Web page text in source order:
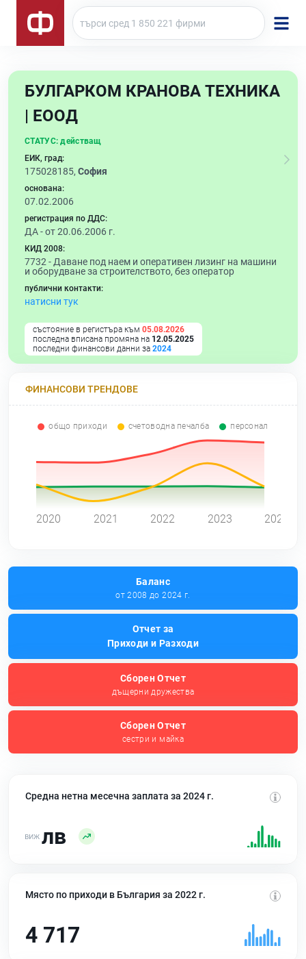
БУЛГАРКОМ КРАНОВА ТЕХНИКА
| ЕООД
СТАТУС: действащ
ЕИК, град:
175028185, София
основана:
07.02.2006
регистрация по ДДС:
ДА - от 20.06.2006 г.
КИД 2008:
7732 - Даване под наем и оперативен лизинг на машини
и оборудване за строителството, без оператор
публични контакти:
натисни тук
състояние в регистъра към 05.08.2026
последна вписана промяна на 12.05.2025
последни финансови данни за 2024
ФИНАНСОВИ ТРЕНДОВЕ
общо приходи счетоводна печалба персонал
2020 2021 2022 2023 2024
Баланс
от 2008 до 2024 г.
Отчет за
Приходи и Разходи
Сборен Отчет
дъщерни дружества
Сборен Отчет
сестри и майка
Средна нетна месечна заплата за 2024 г.
лв
Място по приходи в България за 2022 г.
4 717